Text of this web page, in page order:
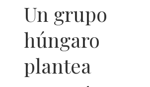
Un grupo
húngaro
plantea